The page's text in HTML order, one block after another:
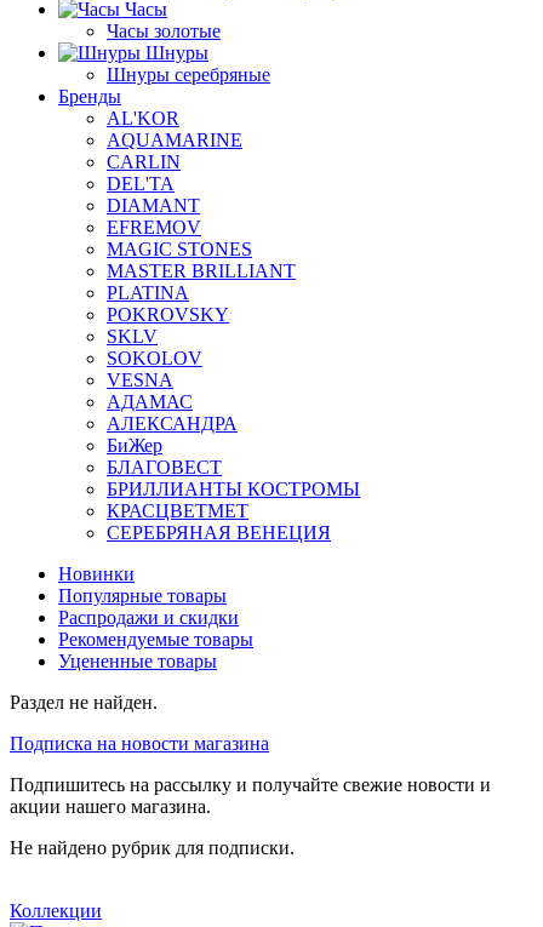
Часы
Часы золотые
Шнуры
Шнуры серебряные
Бренды
AL'KOR
AQUAMARINE
CARLIN
DEL'TA
DIAMANT
EFREMOV
MAGIC STONES
MASTER BRILLIANT
PLATINA
POKROVSKY
SKLV
SOKOLOV
VESNA
АДАМАС
АЛЕКСАНДРА
БиЖер
БЛАГОВЕСТ
БРИЛЛИАНТЫ КОСТРОМЫ
КРАСЦВЕТМЕТ
СЕРЕБРЯНАЯ ВЕНЕЦИЯ
Новинки
Популярные товары
Распродажи и скидки
Рекомендуемые товары
Уцененные товары
Раздел не найден.
Подписка на новости магазина
Подпишитесь на рассылку и получайте свежие новости и
акции нашего магазина.
Не найдено рубрик для подписки.
Коллекции